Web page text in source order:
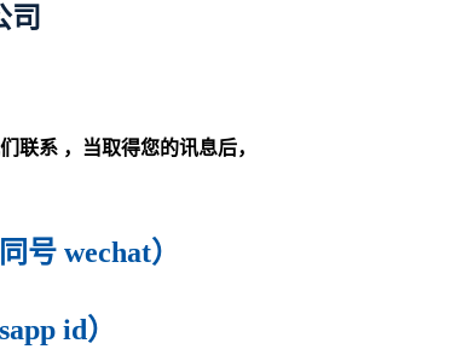
司
联系 ，当取得您的讯息后，
号 wechat）
id）